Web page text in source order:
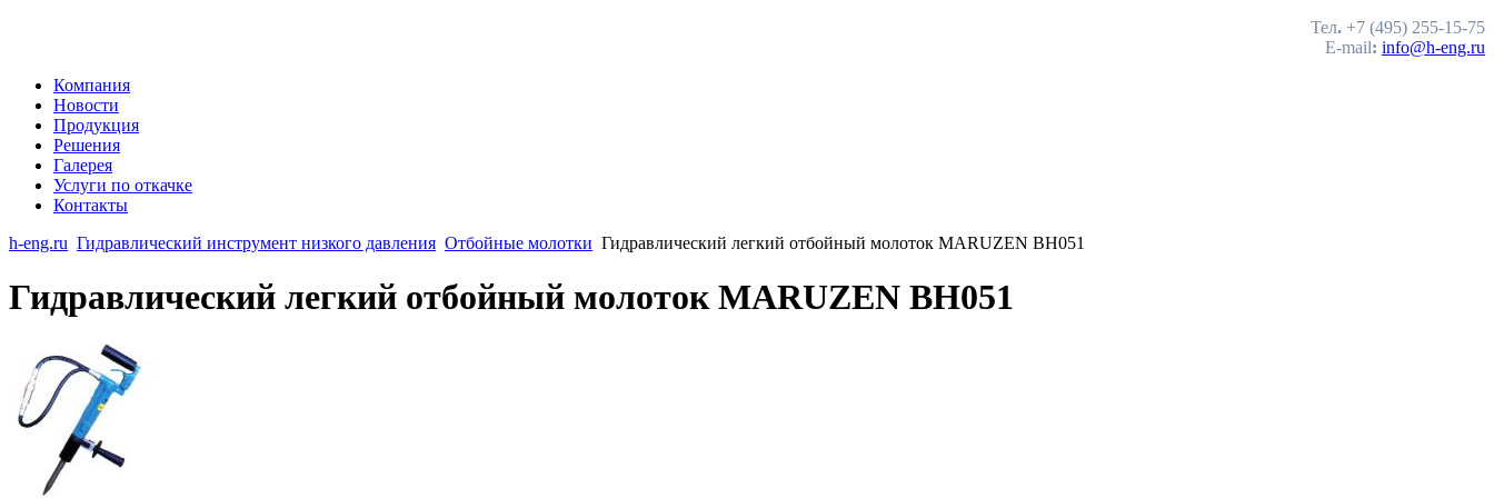
Тел. +7 (495) 255-15-75
E-mail: info@h-eng.ru
Компания
Новости
Продукция
Решения
Галерея
Услуги по откачке
Контакты
h-eng.ru Гидравлический инструмент низкого давления Отбойные молотки Гидравлический легкий отбойный молоток MARUZEN BH051
Гидравлический легкий отбойный молоток MARUZEN BH051